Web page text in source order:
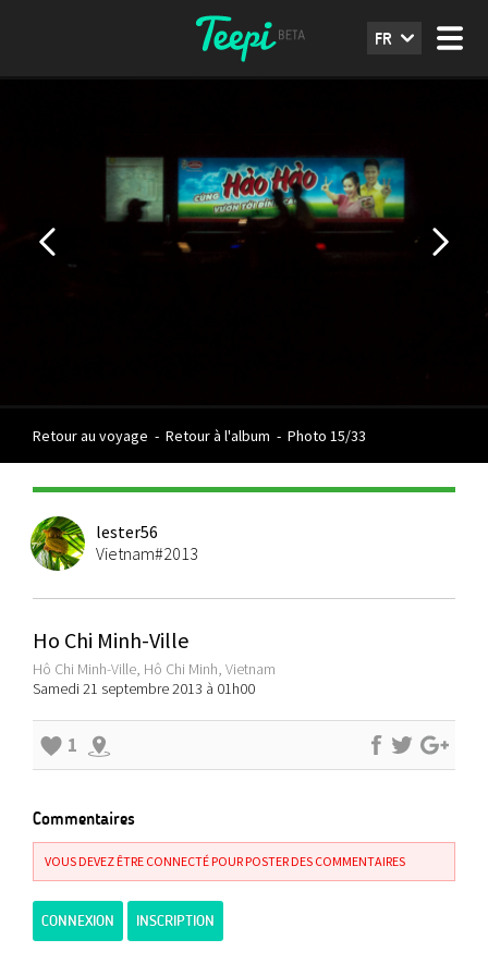
FR
Retour au voyage - Retour à l'album - Photo 15/33
lester56
Vietnam#2013
Ho Chi Minh-Ville
Hô Chi Minh-Ville, Hô Chi Minh, Vietnam
Samedi 21 septembre 2013 à 01h00
1
Commentaires
VOUS DEVEZ ÊTRE CONNECTÉ POUR POSTER DES COMMENTAIRES
CONNEXION INSCRIPTION